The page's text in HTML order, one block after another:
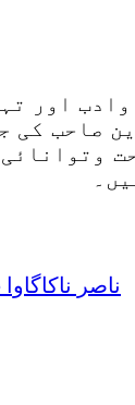
اور
صاحب کی